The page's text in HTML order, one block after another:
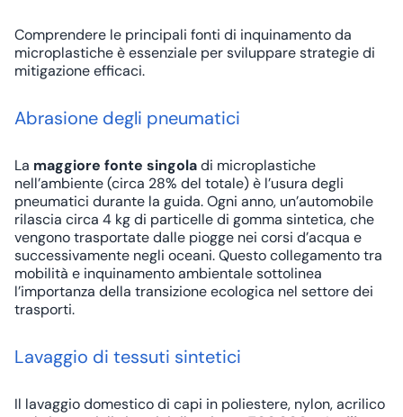
Comprendere le principali fonti di inquinamento da
microplastiche è essenziale per sviluppare strategie di
mitigazione efficaci.
Abrasione degli pneumatici
La maggiore fonte singoladi microplastiche
nell’ambiente (circa 28% del totale) è l’usura degli
pneumatici durante la guida. Ogni anno, un’automobile
rilascia circa 4 kg di particelle di gomma sintetica, che
vengono trasportate dalle piogge nei corsi d’acqua e
successivamente negli oceani. Questo collegamento tra
mobilità e inquinamento ambientale sottolinea
l’importanza della transizione ecologica nel settore dei
trasporti.
Lavaggio di tessuti sintetici
Il lavaggio domestico di capi in poliestere, nylon, acrilico